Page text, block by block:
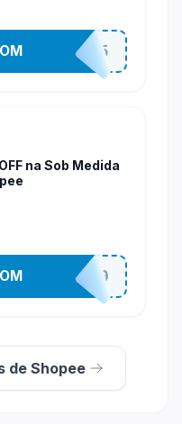
STES2525
na Sob Medida
SOBM60400
de Shopee